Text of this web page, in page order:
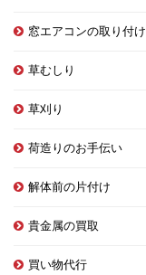
窓エアコンの取り付け
草むしり
草刈り
荷造りのお手伝い
解体前の片付け
貴金属の買取
買い物代行